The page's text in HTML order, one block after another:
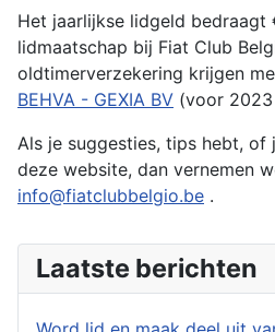
Het jaarlijkse lidgeld bedraagt
lidmaatschap bij Fiat Club
oldtimerverzekering krijgen
BEHVA - GEXIA BV (voor
Als je suggesties, tips hebt,
deze website, dan vernemen
info@fiatclubbelgio.be .
Laatste berichten